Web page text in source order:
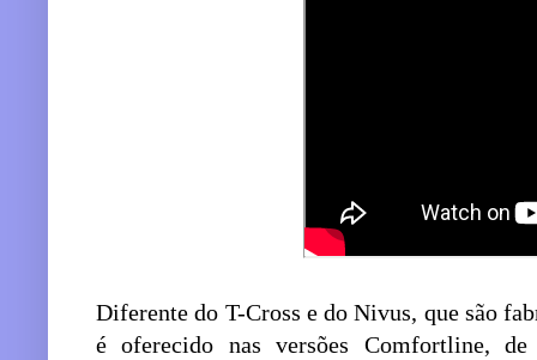
Diferente do T-Cross e do Nivus, que são
é oferecido nas versões Comfortline,